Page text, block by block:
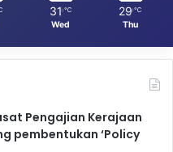
31 ℃
Wed
29 ℃
Thu
Pengajian Kerajaan
pembentukan ‘Policy